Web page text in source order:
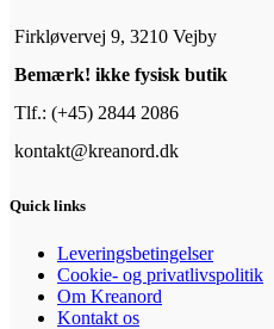
Firkløvervej 9, 3210 Vejby
Bemærk! ikke fysisk butik
Tlf.: (+45) 2844 2086
kontakt@kreanord.dk
Quick links
Leveringsbetingelser
Cookie- og privatlivspolitik
Om Kreanord
Kontakt os